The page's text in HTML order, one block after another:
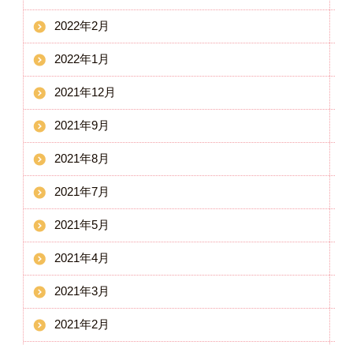
2022年2月
2022年1月
2021年12月
2021年9月
2021年8月
2021年7月
2021年5月
2021年4月
2021年3月
2021年2月